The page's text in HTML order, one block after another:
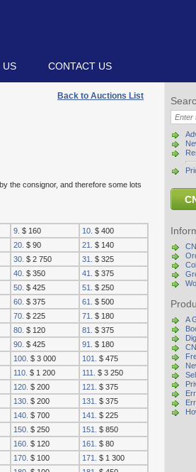
US CONTACT US
A
Back to Auctions List
the consignor, and therefore some lots
9. $ 160 10. $ 400
20. $ 90 21.
$ 140
30. $ 2 750 31.
$ 325
40. $ 350 41.
$ 375
50. $ 425 51.
$ 250
60. $ 375 61.
$ 500
70. $ 225 71.
$ 180
80. $ 120 81.
$ 375
90. $ 425 91.
$ 180
100. $ 3 000 101.
$ 475
110. $ 1 200 111.
$ 3 250
120. $ 200 121.
$ 375
130. $ 200 131.
$ 375
140. $ 700 141.
$ 225
150. $ 250 151.
$ 850
160. $ 120 161.
$ 80
170. $ 100 171.
$ 1 300